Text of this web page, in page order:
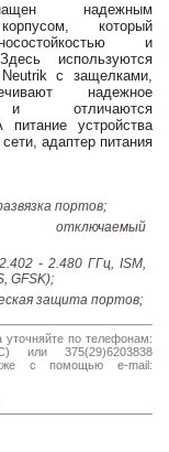
0162
25-
38-
38
группы
надежным
который
и
используются
с защелками,
надежное
и отличаются
питание устройства
адаптер питания
портов;
отключаемый
- 2.480 ГГц, ISM,
GFSK);
защита портов;
уточняйте по телефонам:
или 375(29)6203838
с помощью e-mail: